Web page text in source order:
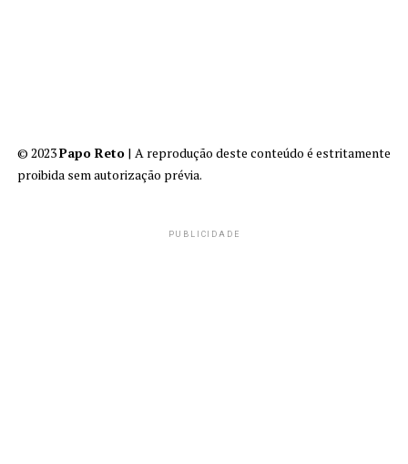
© 2023Papo Reto | A reprodução deste conteúdo é estritamente
proibida sem autorização prévia.
PUBLICIDADE